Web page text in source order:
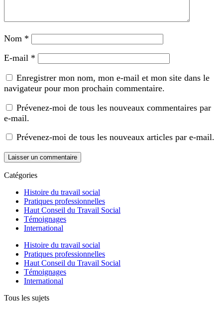
Nom *
E-mail *
Enregistrer mon nom, mon e-mail et mon site dans le
navigateur pour mon prochain commentaire.
Prévenez-moi de tous les nouveaux commentaires par
e-mail.
Prévenez-moi de tous les nouveaux articles par e-mail.
Catégories
Histoire du travail social
Pratiques professionnelles
Haut Conseil du Travail Social
Témoignages
International
Histoire du travail social
Pratiques professionnelles
Haut Conseil du Travail Social
Témoignages
International
Tous les sujets